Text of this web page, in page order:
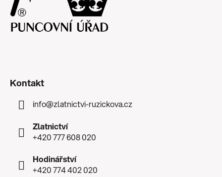
Kontakt
info@zlatnictvi-ruzickova.cz
Zlatnictví
+420 777 608 020
Hodinářství
+420 774 402 020